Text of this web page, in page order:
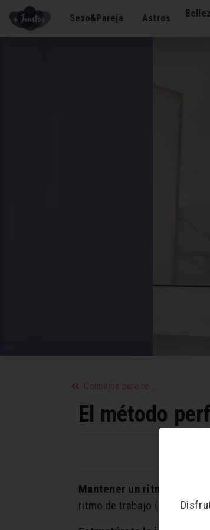
Sexo&Pareja Astros
Consejos para reducir visiblemente tus poros
El método
Mantener un ritmo:
ritmo de trabajo (escritura